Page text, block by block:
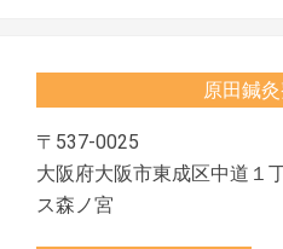
原田鍼
〒537-0025
大阪府大阪市東成区中道１
ス森ノ宮